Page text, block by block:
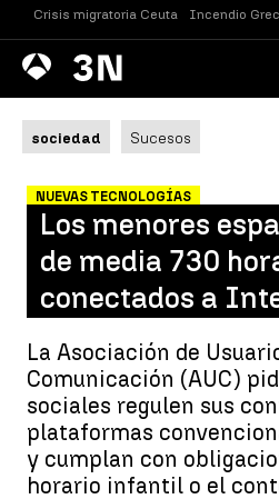
Crisis migratoria Ceuta Incendio
Antena
3 Noticias
sociedad Sucesos
NUEVAS TECNOLOGÍAS
Los menores
de media 730
conectados a
La Asociación de
Comunicación (AUC)
sociales regulen sus
plataformas
y cumplan con
horario infantil o el